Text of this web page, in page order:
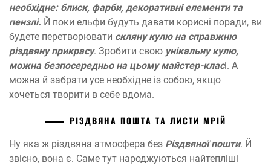
необхідне: блиск, фарби, декоративні елементи та
пензлі. Й поки ельфи будуть давати корисні поради, ви
будете перетворювати скляну кулю на справжню
різдвяну прикрасу. Зробити свою унікальну кулю,
можна безпосередньо на цьому майстер-класі. А
можна й забрати усе необхідне із собою, якщо
хочеться творити в себе вдома.
РІЗДВЯНА ПОШТА ТА ЛИСТИ МРІЙ
Ну яка ж різдвяна атмосфера без Різдвяної пошти. Й
звісно, вона є. Саме тут народжуються найтепліші